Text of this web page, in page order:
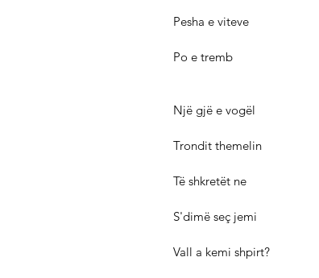
Pesha e viteve
Po e tremb
Një gjë e vogël
Trondit themelin
Të shkretët ne
S'dimë seç jemi
Vall a kemi shpirt?